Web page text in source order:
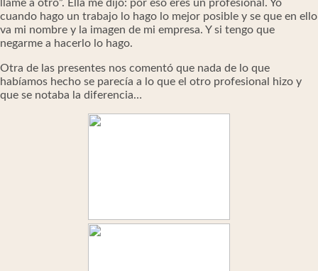
llame a otro”. Ella me dijo: por eso eres un profesional. Yo
cuando hago un trabajo lo hago lo mejor posible y se que en ello
va mi nombre y la imagen de mi empresa. Y si tengo que
negarme a hacerlo lo hago.
Otra de las presentes nos comentó que nada de lo que
habíamos hecho se parecía a lo que el otro profesional hizo y
que se notaba la diferencia…